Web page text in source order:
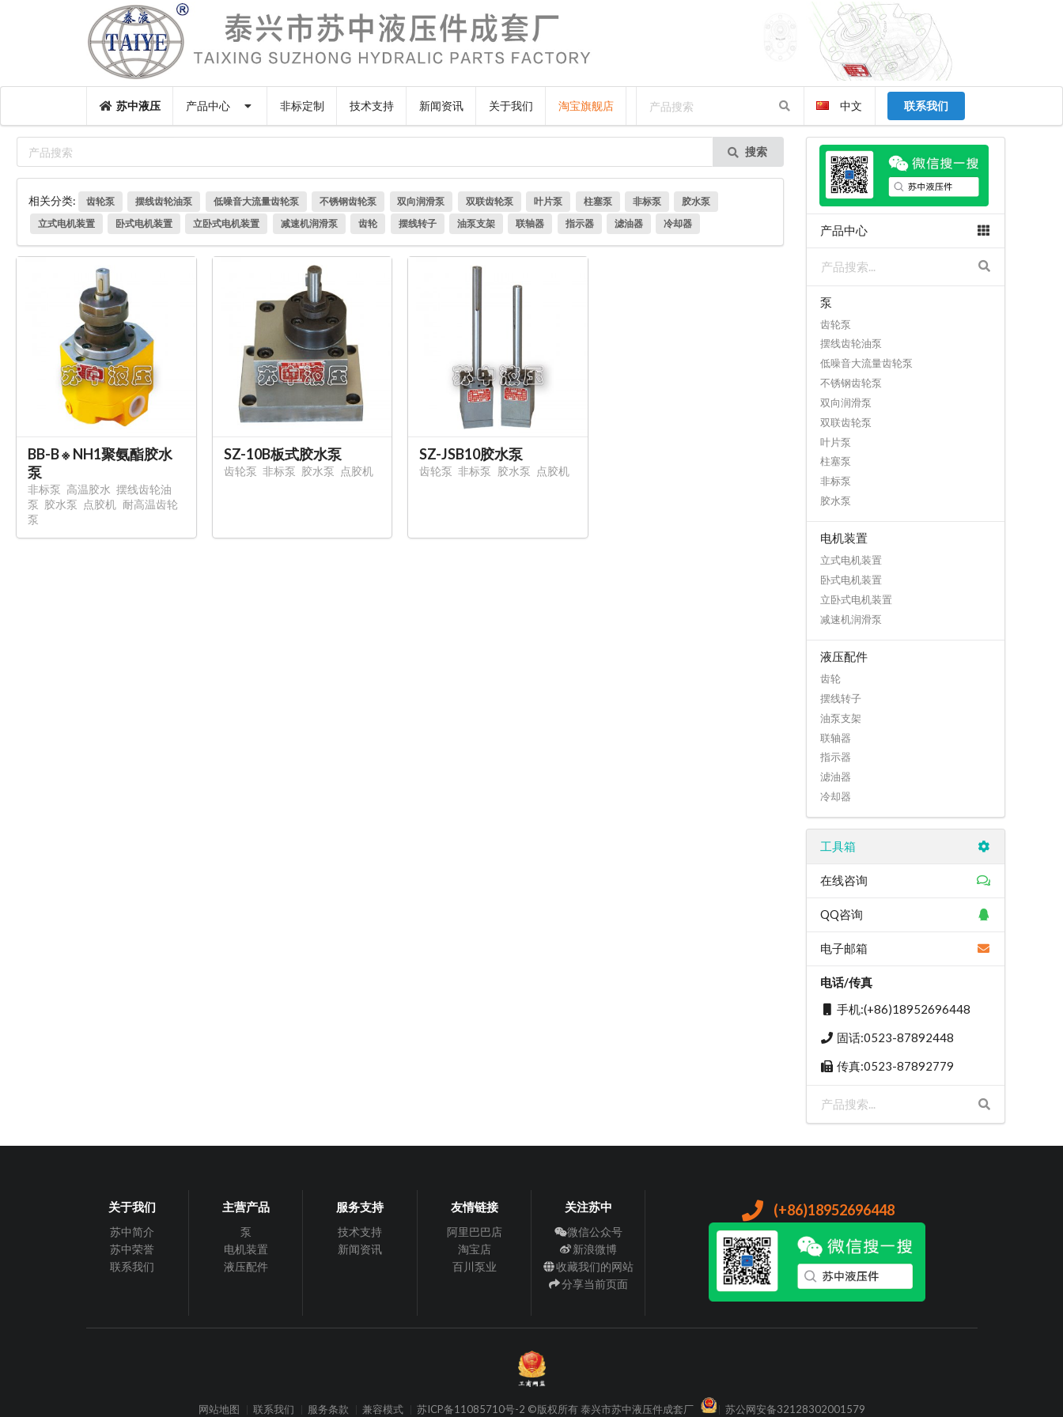
苏中液压 产品中心 非标定制 技术支持 新闻资讯 关于我们 淘宝旗舰店 中文 联系我们
搜索
相关分类: 齿轮泵 摆线齿轮油泵 低噪音大流量齿轮泵 不锈钢齿轮泵 双向润滑泵 双联齿轮泵 叶片泵 柱塞泵 非标泵
胶水泵
立式电机装置
卧式电机装置 立卧式电机装置 减速机润滑泵 齿轮 摆线转子 油泵支架 联轴器 指示器 滤油器 冷却器
BB-B ※ NH1聚氨酯胶水
泵
非标泵 高温胶水 摆线齿轮油
泵 胶水泵 点胶机 耐高温齿轮
泵
SZ-10B板式胶水泵
齿轮泵 非标泵 胶水泵 点胶机
SZ-JSB10胶水泵
齿轮泵 非标泵 胶水泵 点胶机
产品中心
泵
齿轮泵
摆线齿轮油泵
低噪音大流量齿轮泵
不锈钢齿轮泵
双向润滑泵
双联齿轮泵
叶片泵
柱塞泵
非标泵
胶水泵
电机装置
立式电机装置
卧式电机装置
立卧式电机装置
减速机润滑泵
液压配件
齿轮
摆线转子
油泵支架
联轴器
指示器
滤油器
冷却器
工具箱
在线咨询
QQ咨询
电子邮箱
电话/传真
手机:(+86)18952696448
固话:0523-87892448
传真:0523-87892779
关于我们
苏中简介
苏中荣誉
联系我们
主营产品
泵
电机装置
液压配件
服务支持
技术支持
新闻资讯
友情链接
阿里巴巴店
淘宝店
百川泵业
关注苏中
微信公众号
新浪微博
收藏我们的网站
分享当前页面
(+86)18952696448
网站地图 联系我们 服务条款 兼容模式 苏ICP备11085710号-2 ©版权所有 泰兴市苏中液压件成套厂 苏公网安备32128302001579